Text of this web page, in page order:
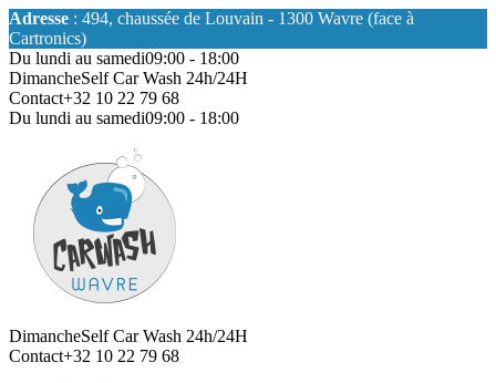
Adresse : 494, chaussée de Louvain - 1300 Wavre (face à
Cartronics)
Du lundi au samedi09:00 - 18:00
DimancheSelf Car Wash 24h/24H
Contact+32 10 22 79 68
Du lundi au samedi09:00 - 18:00
DimancheSelf Car Wash 24h/24H
Contact+32 10 22 79 68